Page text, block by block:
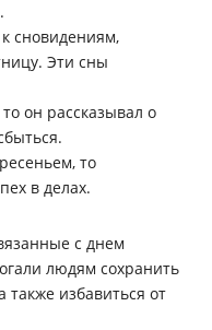
сновидениям,
Эти сны
он рассказывал о
то
в делах.
с днем
людям сохранить
также избавиться от